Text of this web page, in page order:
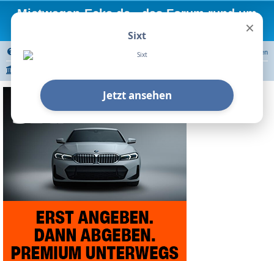
Mietwagen-Ecke.de - das Forum rund um
FAQ Anmelden
×
Sixt
Jetzt ansehen